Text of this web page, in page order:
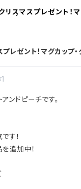
リスマスプレゼント！マ
レゼント！マグカップ・
ンドピーチです。
す！
追加中！